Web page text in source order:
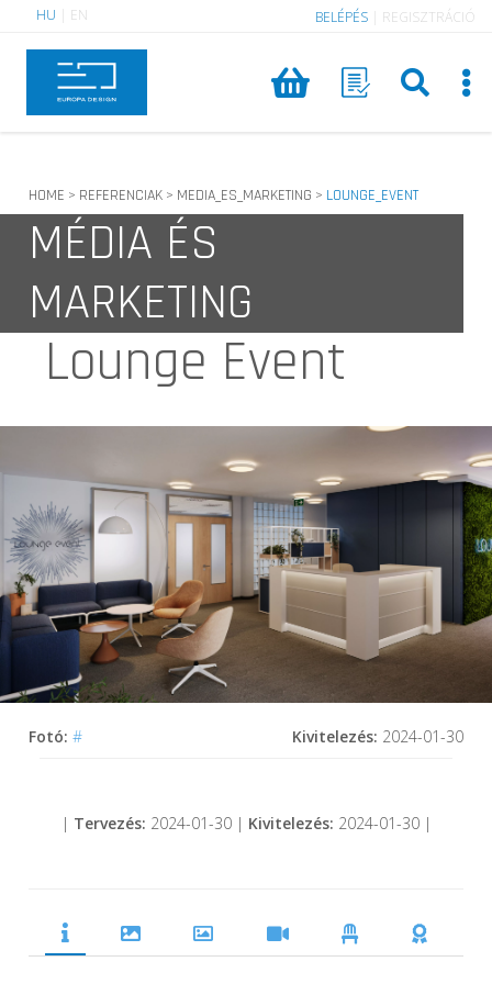
HU EN BELÉPÉS REGISZTRÁCIÓ
HOME > REFERENCIAK > MEDIA_ES_MARKETING > LOUNGE_EVENT
MÉDIA ÉS
MARKETING
Lounge Event
Fotó:# Kivitelezés: 2024-01-30
| Tervezés: 2024-01-30 | Kivitelezés: 2024-01-30 |